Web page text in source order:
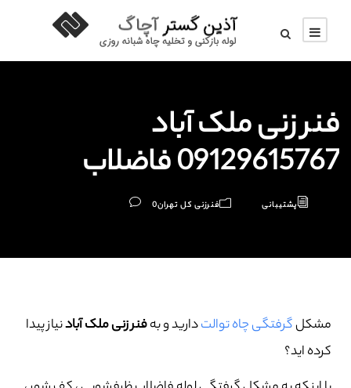
فنر زنی ملک آباد
09129615767 فاضلاب
پشتیبانی فنرزنی کل تهران0
مشکلگرفتگی چاه توالتدارید و بهفنر زنی ملک آبادنیاز پیدا
کرده اید؟